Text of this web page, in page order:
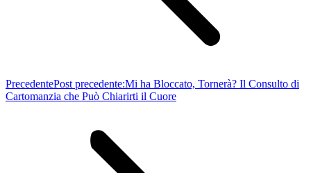
PrecedentePost precedente:Mi ha Bloccato, Tornerà? Il Consulto di
Cartomanzia che Può Chiarirti il Cuore